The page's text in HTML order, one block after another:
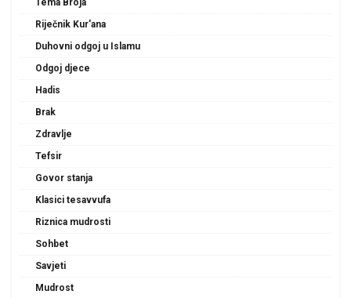
Tema Broja
Riječnik Kur'ana
Duhovni odgoj u Islamu
Odgoj djece
Hadis
Brak
Zdravlje
Tefsir
Govor stanja
Klasici tesavvufa
Riznica mudrosti
Sohbet
Savjeti
Mudrost